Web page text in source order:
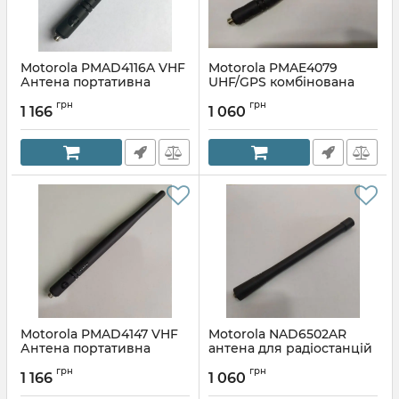
Motorola PMAD4116A VHF
Антена портативна
Артикул:
1 166 грн
Motorola PMAE4079
UHF/GPS комбінована
(оригінал)
Артикул:1308533765
1 060 грн
Motorola PMAD4147 VHF
Антена портативна
Артикул:
1 166 грн
Motorola NAD6502AR
антена для радіостанцій
Артикул:
1 060 грн